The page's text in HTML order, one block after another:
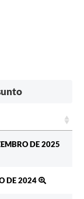
DE 2025
DE 2024